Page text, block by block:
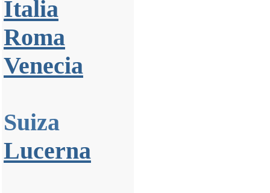
Italia
Roma
Venecia
Suiza
Lucerna